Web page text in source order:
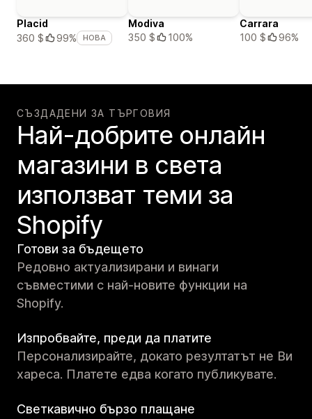
Placid
360 $
99% НОВА
Modiva
350 $
100%
Carrara
100 $
96%
СЪЗДАДЕНИ ЗА ТЪРГОВИЯ
Най-добрите онлайн
магазини в света
използват теми за
Shopify
Готови за бъдещето
Редовно актуализирани и винаги
съвместими с най-новите функции на
Shopify.
Изпробвайте, преди да платите
Персонализирайте, докато резултатът не Ви
хареса. Платете едва когато публикувате.
Светкавично бързо плащане